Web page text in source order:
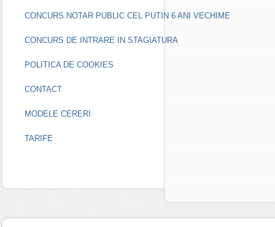
CONCURS NOTAR PUBLIC CEL PUTIN 6 ANI VECHIME
CONCURS DE INTRARE IN STAGIATURA
POLITICA DE COOKIES
CONTACT
MODELE CERERI
TARIFE